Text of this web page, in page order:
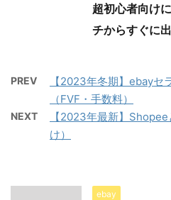
超初心者向け
チからすぐに
PREV
【2023年冬期】ebayセ
（FVF・手数料）
NEXT
【2023年最新】
け）
ebay